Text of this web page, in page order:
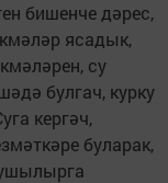
бишенче дәрес,
ясадык,
су
булгач, курку
кергәч,
буларак,